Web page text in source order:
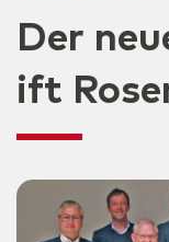
Der
ift